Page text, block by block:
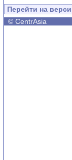
Перейти на
© CentrAsia